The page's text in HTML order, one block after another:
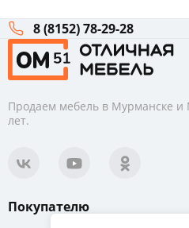
8 (8152) 78-29-28
Продаем мебель в Мурманске и
лет.
Покупателю